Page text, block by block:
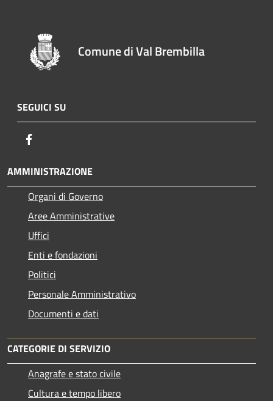
Comune di Val Brembilla
SEGUICI SU
AMMINISTRAZIONE
Organi di Governo
Aree Amministrative
Uffici
Enti e fondazioni
Politici
Personale Amministrativo
Documenti e dati
CATEGORIE DI SERVIZIO
Anagrafe e stato civile
Cultura e tempo libero